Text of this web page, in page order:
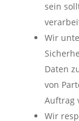
sein
Wir
Daten
von
Auftrag
Wir